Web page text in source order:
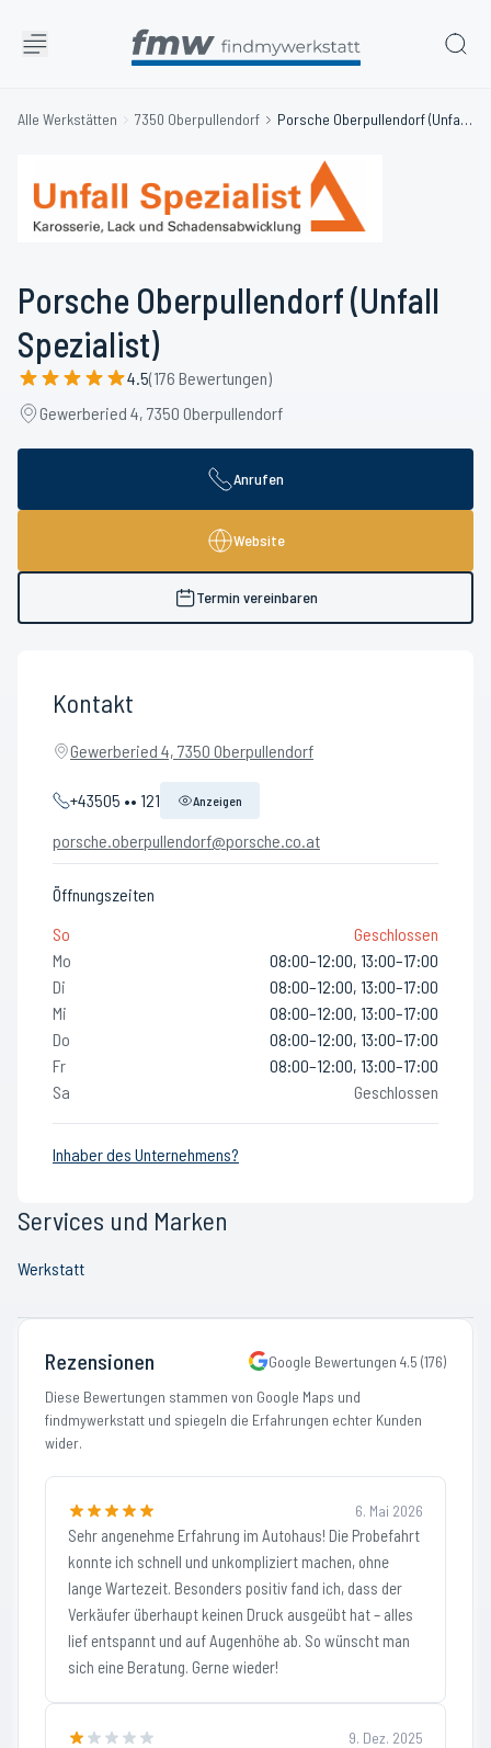
Alle Werkstätten 7350 Oberpullendorf Porsche Oberpullendorf (Unfall Spezialist)
Porsche Oberpullendorf (Unfall
Spezialist)
4.5(176 Bewertungen)
Gewerberied 4, 7350 Oberpullendorf
Anrufen
Website
Termin vereinbaren
Kontakt
Gewerberied 4, 7350 Oberpullendorf
+43505 •• 121 Anzeigen
porsche.oberpullendorf@porsche.co.at
Öffnungszeiten
So
Geschlossen
Mo
08:00–12:00, 13:00–17:00
Di
08:00–12:00, 13:00–17:00
Mi
08:00–12:00, 13:00–17:00
Do
08:00–12:00, 13:00–17:00
Fr
08:00–12:00, 13:00–17:00
Sa
Geschlossen
Inhaber des Unternehmens?
Services und Marken
Werkstatt
Rezensionen Google Bewertungen 4.5 (176)
Diese Bewertungen stammen von Google Maps und
findmywerkstatt und spiegeln die Erfahrungen echter Kunden
wider.
6. Mai 2026
Sehr angenehme Erfahrung im Autohaus! Die Probefahrt
konnte ich schnell und unkompliziert machen, ohne
lange Wartezeit. Besonders positiv fand ich, dass der
Verkäufer überhaupt keinen Druck ausgeübt hat – alles
lief entspannt und auf Augenhöhe ab. So wünscht man
sich eine Beratung. Gerne wieder!
9. Dez. 2025